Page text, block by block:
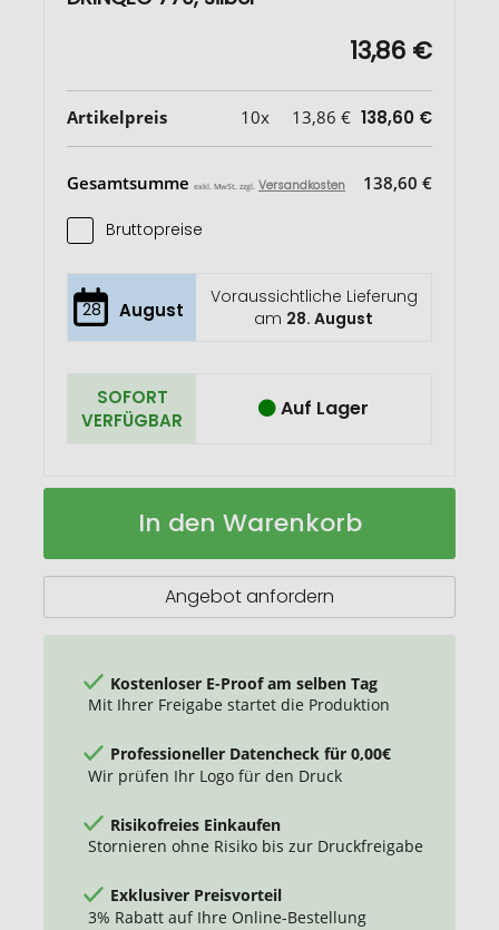
13,86 €
Artikelpreis 10x 13,86 € 138,60 €
Gesamtsumme exkl. MwSt. zzgl. Versandkosten 138,60 €
Bruttopreise
28 August
Voraussichtliche Lieferung
am 28. August
SOFORT
VERFÜGBAR
Auf Lager
Thermotrinkflasche
770
Auf
In den Warenkorb
Angebot anfordern
Kostenloser E-Proof am selben Tag
Mit Ihrer Freigabe startet die Produktion
Professioneller Datencheck für 0,00€
Wir prüfen Ihr Logo für den Druck
Risikofreies Einkaufen
Stornieren ohne Risiko bis zur Druckfreigabe
Exklusiver Preisvorteil
3% Rabatt auf Ihre Online-Bestellung